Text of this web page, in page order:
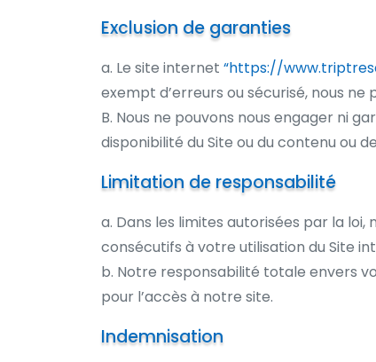
Exclusion de garanties
a. Le site internet “https://
exempt d’erreurs ou sécurisé, nous
B. Nous ne pouvons nous engager ni
disponibilité du Site ou du contenu ou
Limitation de responsabilité
a. Dans les limites autorisées par la
consécutifs à votre utilisation du Site
b. Notre responsabilité totale envers
pour l’accès à notre site.
Indemnisation